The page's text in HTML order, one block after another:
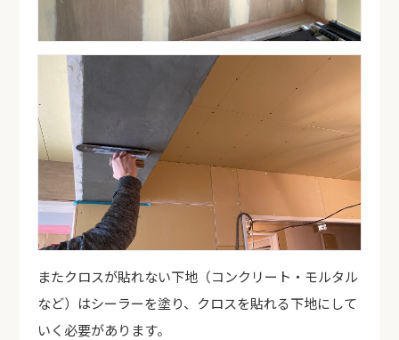
またクロスが貼れない下地（コンクリート・モルタル
など）はシーラーを塗り、クロスを貼れる下地にして
いく必要があります。